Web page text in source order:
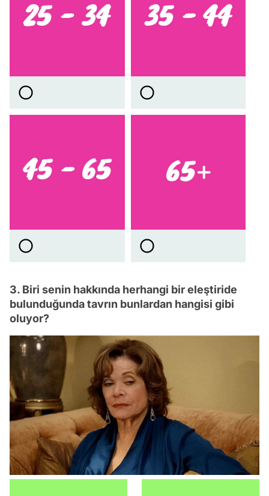
3. Biri senin hakkında herhangi bir eleştiride
bulunduğunda tavrın bunlardan hangisi gibi
oluyor?